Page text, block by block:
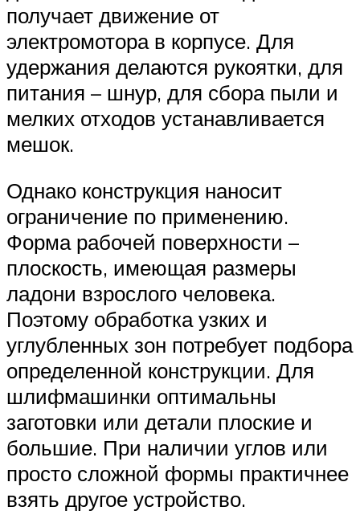
получает движение от
электромотора в корпусе. Для
удержания делаются рукоятки, для
питания – шнур, для сбора пыли и
мелких отходов устанавливается
мешок.
Однако конструкция наносит
ограничение по применению.
Форма рабочей поверхности –
плоскость, имеющая размеры
ладони взрослого человека.
Поэтому обработка узких и
углубленных зон потребует подбора
определенной конструкции. Для
шлифмашинки оптимальны
заготовки или детали плоские и
большие. При наличии углов или
просто сложной формы практичнее
взять другое устройство.